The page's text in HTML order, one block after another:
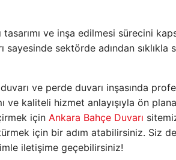
tasarımı ve inşa edilmesi sürecini
sayesinde sektörde adından
ve perde duvarı inşasında
ve kaliteli hizmet anlayışıyla ön
için Ankara Bahçe Duvarı
için bir adım atabilirsiniz. Siz
iletişime geçebilirsiniz!